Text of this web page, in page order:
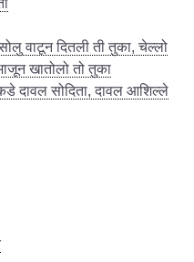
वाटून दितली ती तुका, चेल्लो
खातोलो तो तुका
दावल सोदिता, दावल आशिल्ले